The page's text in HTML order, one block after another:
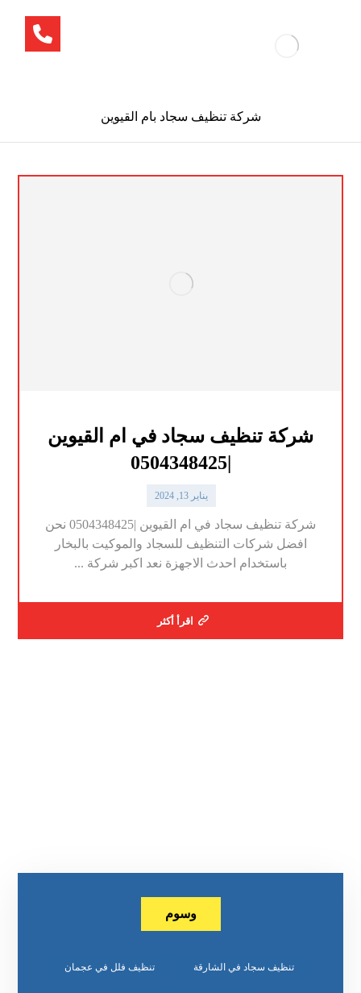
شركة تنظيف سجاد بام القيوين
شركة تنظيف سجاد في ام القيوين
|0504348425
يناير 13, 2024
شركة تنظيف سجاد في ام القيوين |0504348425 نحن
افضل شركات التنظيف للسجاد والموكيت بالبخار
باستخدام احدث الاجهزة نعد اكبر شركة ...
اقرأ أكثر
وسوم
تنظيف سجاد في الشارقة تنظيف فلل في عجمان